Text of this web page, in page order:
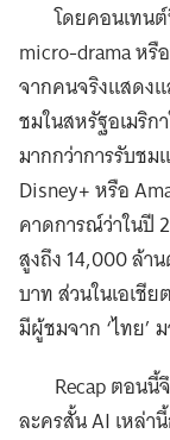
โดยคอนเทน
micro-drama หรื
จากคนจริงแสดง
ชมในสหรัฐอเมริก
มากกว่าการรับช
Disney+ หรือ
คาดการณ์ว่าในปี
สูงถึง 14,000 ล้า
บาท ส่วนในเอเชี
มีผู้ชมจาก ‘ไทย’
Recap ตอน
ละครสั้น AI เหล่า